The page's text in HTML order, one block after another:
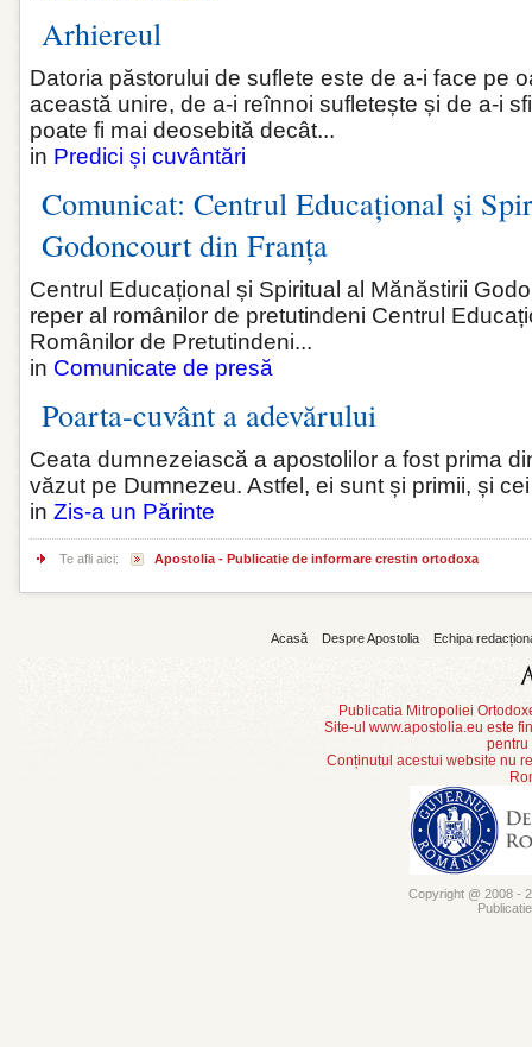
Arhiereul
Datoria păstorului de suflete este de a-i face pe
această unire, de a-i reînnoi sufletește și de a-i
poate fi mai deosebită decât...
in Predici și cuvântări
Comunicat: Centrul Educațional și
Godoncourt din Franța
Centrul Educațional și Spiritual al Mănăstirii
reper al românilor de pretutindeni Centrul
Românilor de Pretutindeni...
in Comunicate de presă
Poarta-cuvânt a adevărului
Ceata dumnezeiască a apostolilor a fost prima
văzut pe Dumnezeu. Astfel, ei sunt și primii, și
in Zis-a un Părinte
Te afli aici: Apostolia - Publicatie de informare crestin ortodoxa
Acasă Despre Apostolia Echipa
Publicatia Mitropoliei
Site-ul www.apostolia.eu este
pentru
Conținutul acestui website nu
Copyright @ 2008 -